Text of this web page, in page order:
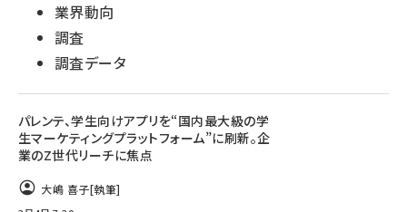
業界動向
調査
調査データ
パレンテ、学生向けアプリを“国内最大級の学
生マーケティングプラットフォーム”に刷新。企
業のZ世代リーチに焦点
大嶋 喜子[執筆]